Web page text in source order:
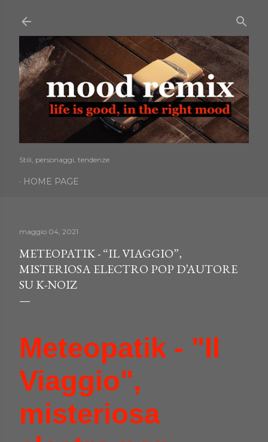
Stili, personaggi, tendenze
HOME PAGE
maggio 04, 2021
METEOPATIK - “IL VIAGGIO”,
MISTERIOSA ELECTRO POP D’AUTORE
SU K-NOIZ
Meteopatik - "Il
Viaggio",
misteriosa